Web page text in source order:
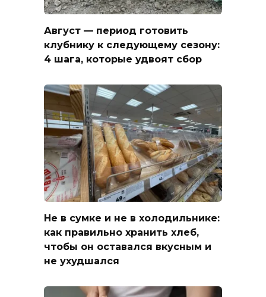
Август — период готовить
клубнику к следующему сезону:
4 шага, которые удвоят сбор
Не в сумке и не в холодильнике:
как правильно хранить хлеб,
чтобы он оставался вкусным и
не ухудшался